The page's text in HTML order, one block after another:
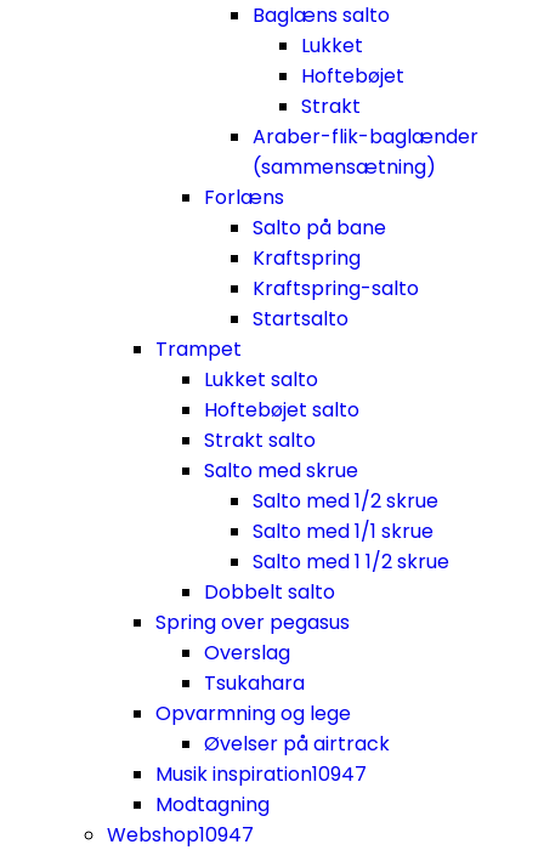
Baglæns salto
Lukket
Hoftebøjet
Strakt
Araber-flik-baglænder
(sammensætning)
Forlæns
Salto på bane
Kraftspring
Kraftspring-salto
Startsalto
Trampet
Lukket salto
Hoftebøjet salto
Strakt salto
Salto med skrue
Salto med 1/2 skrue
Salto med 1/1 skrue
Salto med 1 1/2 skrue
Dobbelt salto
Spring over pegasus
Overslag
Tsukahara
Opvarmning og lege
Øvelser på airtrack
Musik inspiration10947
Modtagning
Webshop10947